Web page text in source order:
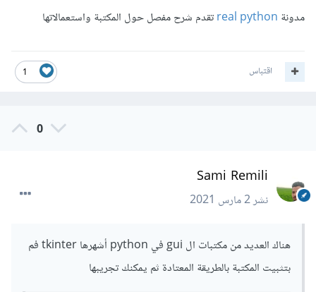
مدونة real pythonتقدم شرح مفصل حول المكتبة واستعمالاتها
1 اقتباس
0
Sami Remili
نشر2 مارس 2021
هناك العديد من مكتبات ال gui في python أشهرها tkinter فم
بتثبيت المكتبة بالطريقة المعتادة ثم يمكنك تجريبها